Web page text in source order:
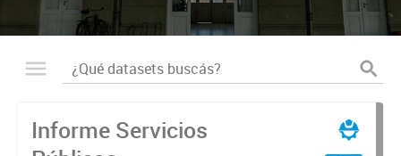
Informe Servicios